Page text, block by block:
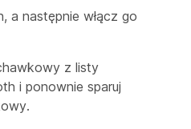
a następnie włącz go
z listy
i ponownie sparuj